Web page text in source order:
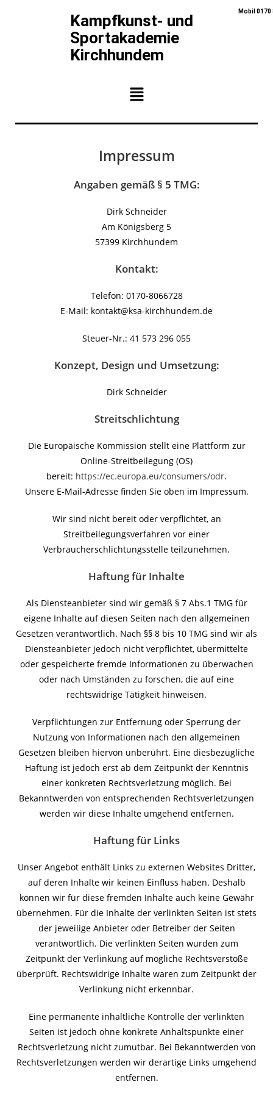
Kampfkunst- und
Sportakademie
Kirchhundem
Mobil
Impressum
Angaben gemäß § 5 TMG:
Dirk Schneider
Am Königsberg 5
57399 Kirchhundem
Kontakt:
Telefon: 0170-8066728
E-Mail: kontakt@ksa-kirchhundem.de
Steuer-Nr.: 41 573 296 055
Konzept, Design und Umsetzung:
Dirk Schneider
Streitschlichtung
Die Europäische Kommission stellt eine Plattform zur
Online-Streitbeilegung (OS)
bereit: https://ec.europa.eu/consumers/odr.
Unsere E-Mail-Adresse finden Sie oben im Impressum.
Wir sind nicht bereit oder verpflichtet, an
Streitbeilegungsverfahren vor einer
Verbraucherschlichtungsstelle teilzunehmen.
Haftung für Inhalte
Als Diensteanbieter sind wir gemäß § 7 Abs.1 TMG für
eigene Inhalte auf diesen Seiten nach den allgemeinen
Gesetzen verantwortlich. Nach §§ 8 bis 10 TMG sind wir als
Diensteanbieter jedoch nicht verpflichtet, übermittelte
oder gespeicherte fremde Informationen zu überwachen
oder nach Umständen zu forschen, die auf eine
rechtswidrige Tätigkeit hinweisen.
Verpflichtungen zur Entfernung oder Sperrung der
Nutzung von Informationen nach den allgemeinen
Gesetzen bleiben hiervon unberührt. Eine diesbezügliche
Haftung ist jedoch erst ab dem Zeitpunkt der Kenntnis
einer konkreten Rechtsverletzung möglich. Bei
Bekanntwerden von entsprechenden Rechtsverletzungen
werden wir diese Inhalte umgehend entfernen.
Haftung für Links
Unser Angebot enthält Links zu externen Websites Dritter,
auf deren Inhalte wir keinen Einfluss haben. Deshalb
können wir für diese fremden Inhalte auch keine Gewähr
übernehmen. Für die Inhalte der verlinkten Seiten ist stets
der jeweilige Anbieter oder Betreiber der Seiten
verantwortlich. Die verlinkten Seiten wurden zum
Zeitpunkt der Verlinkung auf mögliche Rechtsverstöße
überprüft. Rechtswidrige Inhalte waren zum Zeitpunkt der
Verlinkung nicht erkennbar.
Eine permanente inhaltliche Kontrolle der verlinkten
Seiten ist jedoch ohne konkrete Anhaltspunkte einer
Rechtsverletzung nicht zumutbar. Bei Bekanntwerden von
Rechtsverletzungen werden wir derartige Links umgehend
entfernen.